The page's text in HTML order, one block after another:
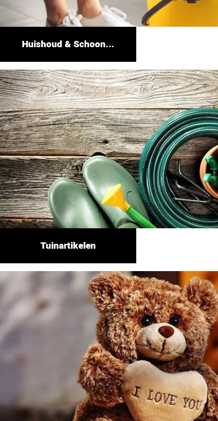
Huishoud & Schoon...
Tuinartikelen